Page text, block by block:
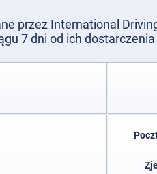
przez International
7 dni od ich